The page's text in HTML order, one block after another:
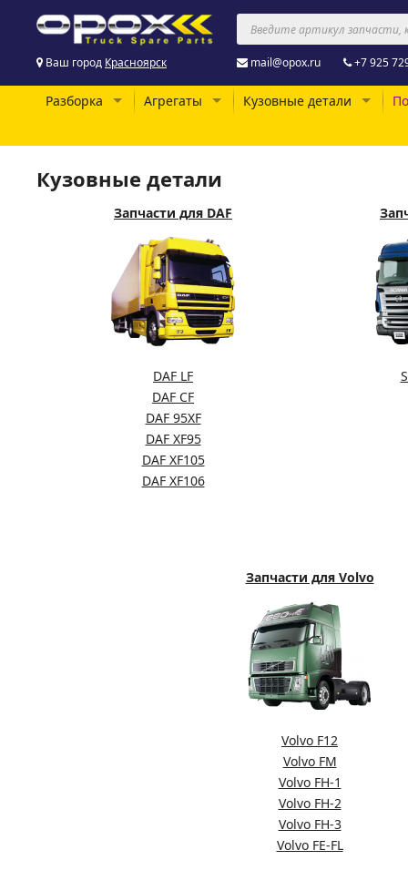
Ваш город Красноярск mail@opox.ru +7 925
Разборка Агрегаты Кузовные детали
Кузовные детали
Запчасти для DAF
DAF LF
DAF CF
DAF 95XF
DAF XF95
DAF XF105
DAF XF106
Запчасти для Volvo
Volvo F12
Volvo FM
Volvo FH-1
Volvo FH-2
Volvo FH-3
Volvo FE-FL